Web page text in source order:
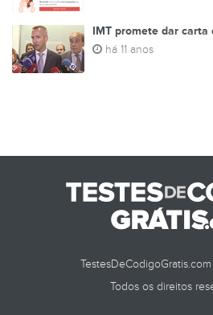
IMT promete dar carta
há 11 anos
Todos os direitos